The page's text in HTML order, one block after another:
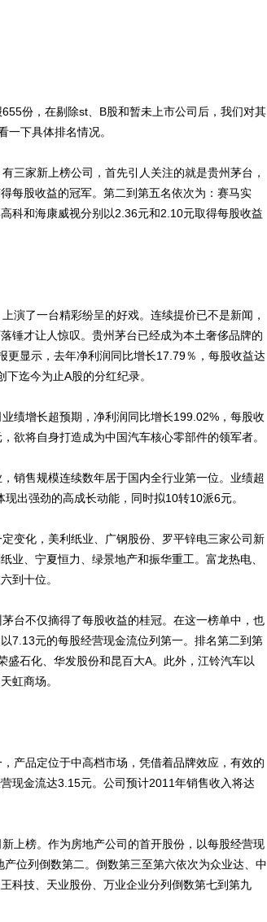
份，在剔除st、B股和暂未上市公司后，我们对其
下具体排名情况。
三家新上榜公司，首先引人关注的就是贵州茅台，
每股收益的冠军。第二到第五名依次为：赛马实
科和海康威视分别以2.36元和2.10元取得每股收益
演了一台精彩纷呈的好戏。连续提价已不是新闻，
锤才让人惊叹。贵州茅台已经成为本土奢侈品牌的
更显示，去年净利润同比增长17.79％，每股收益达
迄今为止A股的分红纪录。
绩增长超预期，净利润同比增长199.02%，每股收
欲将自身打造成为中国汽车核心零部件的领军者。
销售规模连续数年居于国内全行业第一位。业绩超
出强劲的高成长动能，同时拟10转10派6元。
变化，美利纸业、广钢股份、罗平锌电三家公司新
业、宁夏恒力、绿景地产和振华重工。富龙热电、
到十位。
台不仅摘得了每股收益的桂冠。在这一榜单中，也
7.13元的每股经营现金流位列第一。排名第二到第
盛石化、华发股份和昆百大A。此外，江铃汽车以
虹商场。
产品定位于中高档市场，凭借着品牌效应，有效的
现金流达3.15元。公司预计2011年销售收入将达
上榜。作为房地产公司的首开股份，以每股经营现
位列倒数第二。倒数第三至第六依次为众业达、中
科技、天业股份、万业企业分列倒数第七到第九